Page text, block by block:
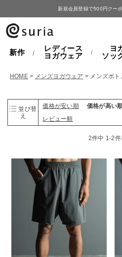
新規会員登録で500円クー
新作
レディース
ヨガウェア
ヨ
ソッ
HOME メンズヨガウェア メンズボト
並び替
え
価格が安い順 価格が高い
レビュー順
2件中 1-2